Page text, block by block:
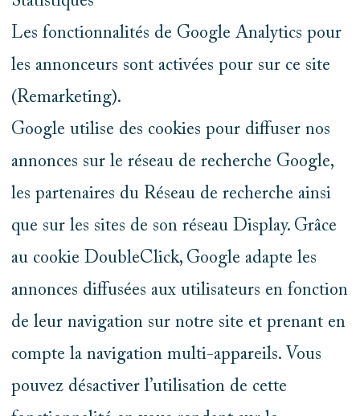
Les fonctionnalités de Google Analytics pour
les annonceurs sont activées pour sur ce site
(Remarketing).
Google utilise des cookies pour diffuser nos
annonces sur le réseau de recherche Google,
les partenaires du Réseau de recherche ainsi
que sur les sites de son réseau Display. Grâce
au cookie DoubleClick, Google adapte les
annonces diffusées aux utilisateurs en fonction
de leur navigation sur notre site et prenant en
compte la navigation multi-appareils. Vous
pouvez désactiver l’utilisation de cette